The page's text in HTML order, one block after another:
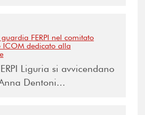
FERPI nel comitato
ICOM dedicato alla
Liguria si avvicendano
Dentoni...